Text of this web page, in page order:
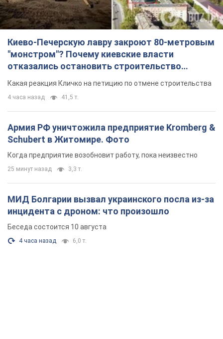
Киево-Печерскую лавру закроют 80-метровым
"монстром"? Почему киевские власти
отказались остановить строительство
небоскреба "московского верующего"
Какая реакция Кличко на петицию по отмене строительства
4 часа назад 41,5 т.
Армия РФ уничтожила предприятие Kromberg &
Schubert в Житомире. Фото
Когда предприятие возобновит работу, пока неизвестно
25 минут назад 3,3 т.
МИД Болгарии вызвал украинского посла из-за
инцидента с дроном: что произошло
Беседа состоится 10 августа
4 часа назад 6,0 т.